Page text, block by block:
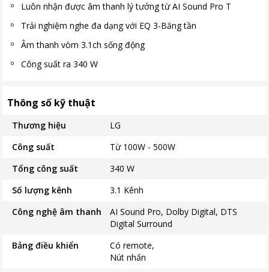
Luôn nhận được âm thanh lý tưởng từ AI Sound Pro T
Trải nghiệm nghe đa dạng với EQ 3-Băng tần
Âm thanh vòm 3.1ch sống động
Công suất ra 340 W
Thông số kỹ thuật
Thương hiệu
LG
Công suất
Từ 100W - 500W
Tổng công suất
340 W
Số lượng kênh
3.1 Kênh
Công nghệ âm thanh
AI Sound Pro, Dolby Digital, DTS
Digital Surround
Bảng điều khiển
Có remote
Nút nhấn